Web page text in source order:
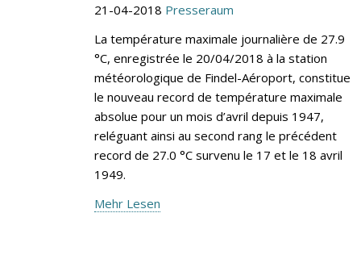
21-04-2018 Presseraum
La température maximale journalière de 27.9
°C, enregistrée le 20/04/2018 à la station
météorologique de Findel-Aéroport, constitue
le nouveau record de température maximale
absolue pour un mois d’avril depuis 1947,
reléguant ainsi au second rang le précédent
record de 27.0 °C survenu le 17 et le 18 avril
1949.
Mehr Lesen